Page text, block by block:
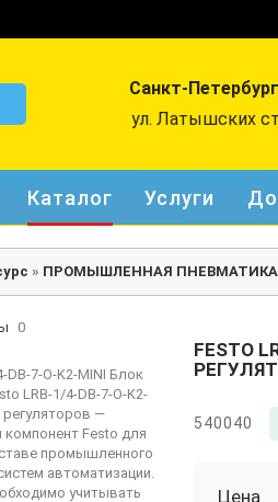
Санкт-
ул. Латышских
Каталог Услуги
» ПРОМЫШЛЕННАЯ ПНЕВМАТИКА
0
FESTO
540040
Цена